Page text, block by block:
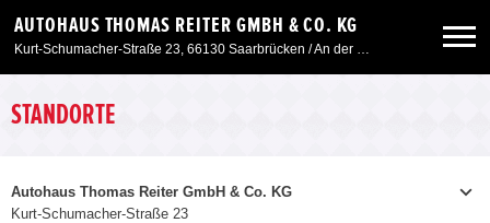
AUTOHAUS THOMAS REITER GMBH & CO. KG
Kurt-Schumacher-Straße 23, 66130 Saarbrücken / An der Windmühle 7, 66780 Siersburg
Neuwagen
STANDORTE
Autohaus Thomas Reiter GmbH & Co. KG
Kurt-Schumacher-Straße 23